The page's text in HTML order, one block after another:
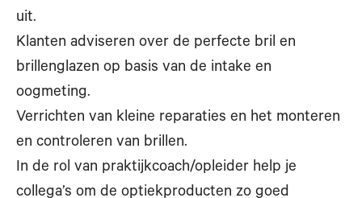
uit.
Klanten adviseren over de perfecte bril en
brillenglazen op basis van de intake en
oogmeting.
Verrichten van kleine reparaties en het monteren
en controleren van brillen.
In de rol van praktijkcoach/opleider help je
collega’s om de optiekproducten zo goed